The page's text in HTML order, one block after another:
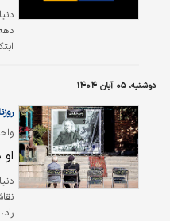
در
دوشنبه، ۰۵ آبان ۱۴۰۴